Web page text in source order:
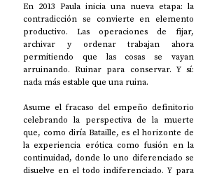
En 2013 Paula inicia una nueva etapa: la
contradicción se convierte en elemento
productivo. Las operaciones de fijar,
archivar y ordenar trabajan ahora
permitiendo que las cosas se vayan
arruinando. Ruinar para conservar. Y sí:
nada más estable que una ruina.
Asume el fracaso del empeño definitorio
celebrando la perspectiva de la muerte
que, como diría Bataille, es el horizonte de
la experiencia erótica como fusión en la
continuidad, donde lo uno diferenciado se
disuelve en el todo indiferenciado. Y para